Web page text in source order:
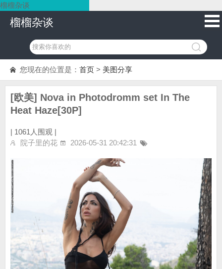
榴榴杂谈
榴榴杂谈
您现在的位置是： 首页 > 美图分享
[欧美] Nova in Photodromm set In The
Heat Haze[30P]
| 1061人围观 |
院子里的花
2026-05-31 20:42:31